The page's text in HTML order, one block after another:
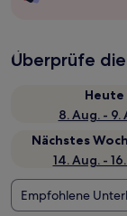
Überprüfe
Heute
8. Aug. - 9.
Nächstes
14. Aug. -
Empfohlene